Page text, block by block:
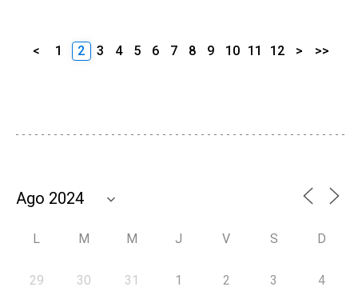
< 1 2 3 4 5 6 7 8 9 10 11 12 > >>
L M M J V S D
29 30 31 1 2 3 4